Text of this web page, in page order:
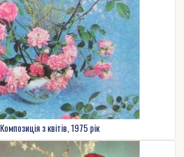
Композиція з квітів, 1975 рік